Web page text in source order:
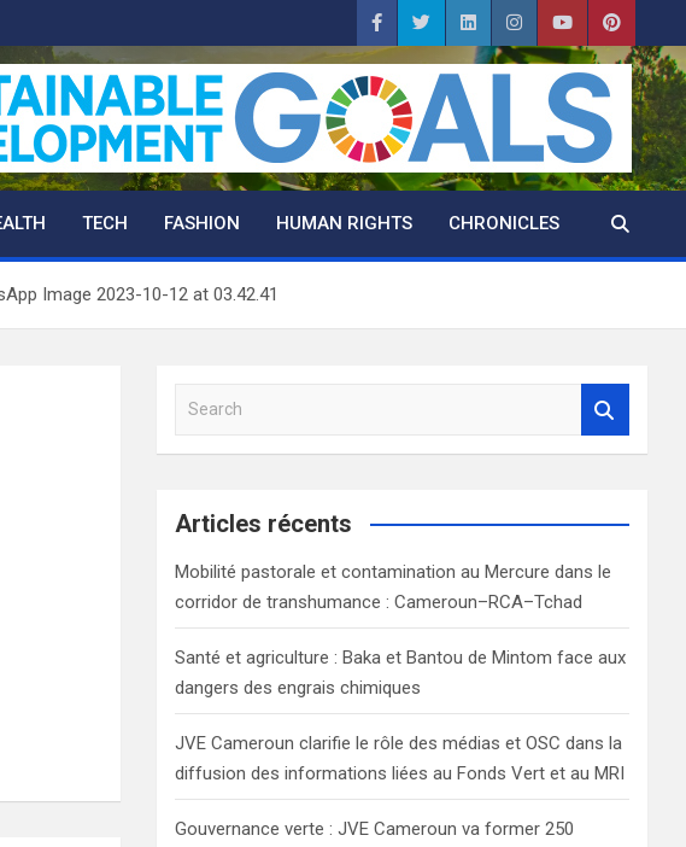
TECH FASHION HUMAN RIGHTS CHRONICLES
Image 2023-10-12 at 03.42.41
a
c
Articles récents
Mobilité pastorale et contamination au Mercure dans le
corridor de transhumance : Cameroun–RCA–Tchad
Santé et agriculture : Baka et Bantou de Mintom face aux
dangers des engrais chimiques
JVE Cameroun clarifie le rôle des médias et OSC dans la
diffusion des informations liées au Fonds Vert et au MRI
Gouvernance verte : JVE Cameroun va former 250